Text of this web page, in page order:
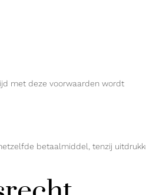
met deze voorwaarden wordt
betaalmiddel, tenzij